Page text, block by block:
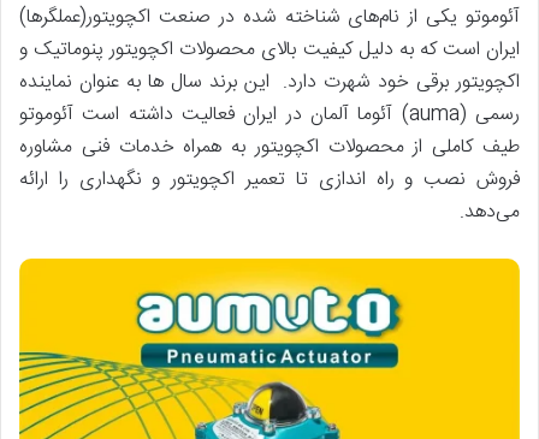
آئوموتو یکی از نام‌های شناخته شده در صنعت اکچویتور(عملگرها)
ایران است که به دلیل کیفیت بالای محصولات اکچویتور پنوماتیک و
اکچویتور برقی خود شهرت دارد. این برند سال ها به عنوان نماینده
رسمی (auma) آئوما آلمان در ایران فعالیت داشته است آئوموتو
طیف کاملی از محصولات اکچویتور به همراه خدمات فنی مشاوره
فروش نصب و راه اندازی تا تعمیر اکچویتور و نگهداری را ارائه
می‌دهد.